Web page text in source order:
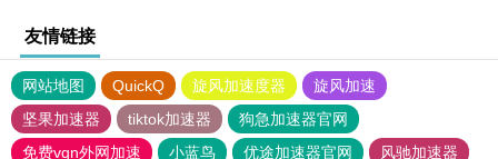
友情链接
网站地图 QuickQ 旋风加速度器
旋风加速
坚果加速器
tiktok加速器
狗急加速器官网
免费vqn外网加速
小蓝鸟 优途加速器官网 风驰加速器